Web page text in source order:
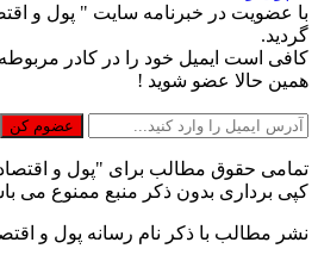
با عضویت در خبرنامه سایت " پول و
گردید.
کافی است ایمیل خود را در کادر
همین حالا عضو شوید !
تمامی حقوق مطالب برای "پول و
کپی برداری بدون ذکر منبع ممنوع می
نشر مطالب با ذکر نام رسانه پول و